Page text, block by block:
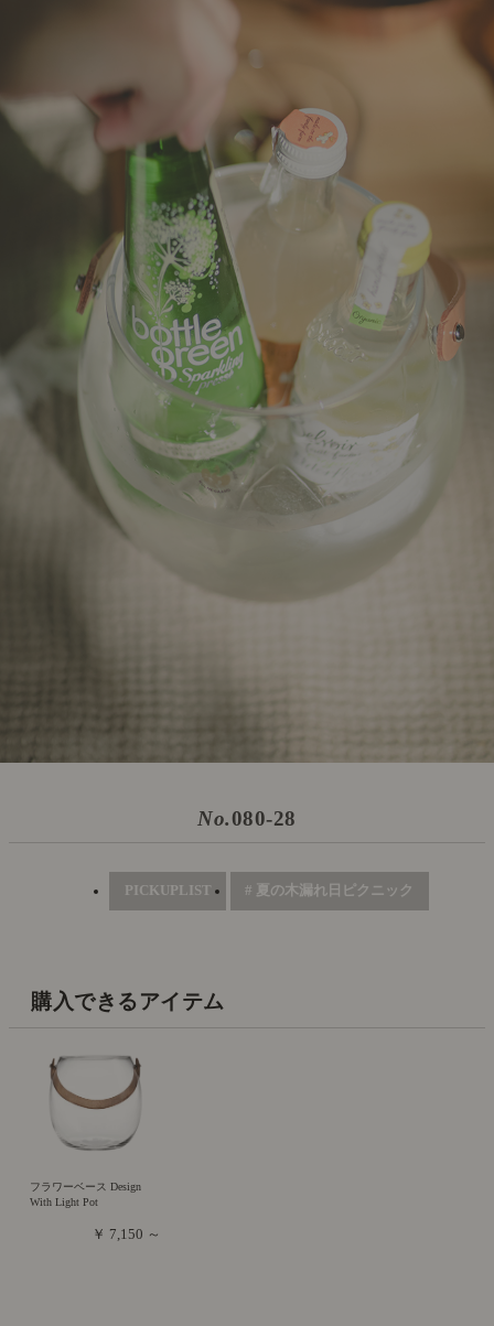
No.080-28
PICKUPLIST # 夏の木漏れ日ピクニック
購入できるアイテム
フラワーベース Design
With Light Pot
￥ 7,150 ～